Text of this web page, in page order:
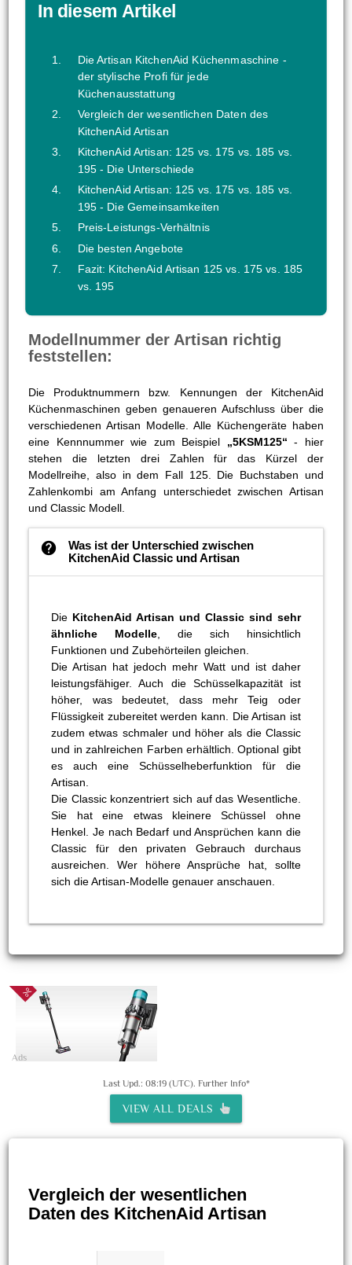
In diesem Artikel
Die Artisan KitchenAid Küchenmaschine -
der stylische Profi für jede
Küchenausstattung
Vergleich der wesentlichen Daten des
KitchenAid Artisan
KitchenAid Artisan: 125 vs. 175 vs. 185 vs.
195 - Die Unterschiede
KitchenAid Artisan: 125 vs. 175 vs. 185 vs.
195 - Die Gemeinsamkeiten
Preis-Leistungs-Verhältnis
Die besten Angebote
Fazit: KitchenAid Artisan 125 vs. 175 vs. 185
vs. 195
Modellnummer der Artisan richtig
feststellen:
Die Produktnummern bzw. Kennungen der KitchenAid
Küchenmaschinen geben genaueren Aufschluss über die
verschiedenen Artisan Modelle. Alle Küchengeräte haben
eine Kennnummer wie zum Beispiel „5KSM125“- hier
stehen die letzten drei Zahlen für das Kürzel der
Modellreihe, also in dem Fall 125. Die Buchstaben und
Zahlenkombi am Anfang unterschiedet zwischen Artisan
und Classic Modell.
help
Was ist der Unterschied zwischen
KitchenAid Classic und Artisan
Die KitchenAid Artisan und Classic sind sehr
ähnliche Modelle, die sich hinsichtlich
Funktionen und Zubehörteilen gleichen.
Die Artisan hat jedoch mehr Watt und ist daher
leistungsfähiger. Auch die Schüsselkapazität ist
höher, was bedeutet, dass mehr Teig oder
Flüssigkeit zubereitet werden kann. Die Artisan ist
zudem etwas schmaler und höher als die Classic
und in zahlreichen Farben erhältlich. Optional gibt
es auch eine Schüsselheberfunktion für die
Artisan.
Die Classic konzentriert sich auf das Wesentliche.
Sie hat eine etwas kleinere Schüssel ohne
Henkel. Je nach Bedarf und Ansprüchen kann die
Classic für den privaten Gebrauch durchaus
ausreichen. Wer höhere Ansprüche hat, sollte
sich die Artisan-Modelle genauer anschauen.
Ads
Last Upd.: 08:19 (UTC). Further Info*
VIEW ALL DEALS
Vergleich der wesentlichen
Daten des KitchenAid Artisan